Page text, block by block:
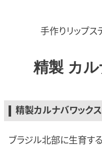
手作りリップス
精製 カ
精製カルナバワックス
ブラジル北部に生育す